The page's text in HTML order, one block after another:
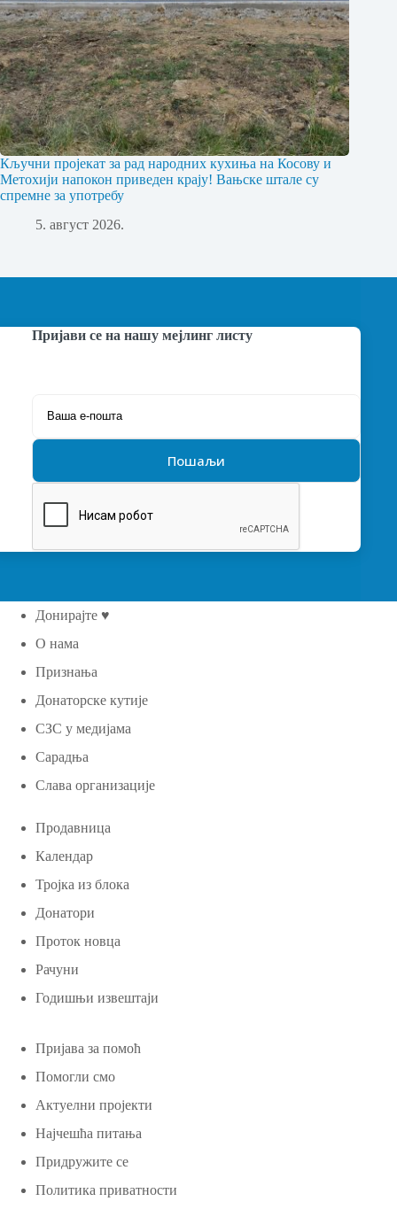
Кључни пројекат за рад народних кухиња на Косову и
Метохији напокон приведен крају! Вањске штале су
спремне за употребу
5. август 2026.
Пријави се на нашу мејлинг листу
Донирајте ♥
О нама
Признања
Донаторске кутије
СЗС у медијама
Сарадња
Слава организације
Продавница
Календар
Тројка из блока
Донатори
Проток новца
Рачуни
Годишњи извештаји
Пријава за помоћ
Помогли смо
Актуелни пројекти
Најчешћа питања
Придружите се
Политика приватности